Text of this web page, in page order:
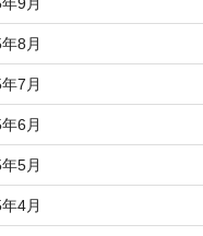
8月
7月
6月
5月
4月